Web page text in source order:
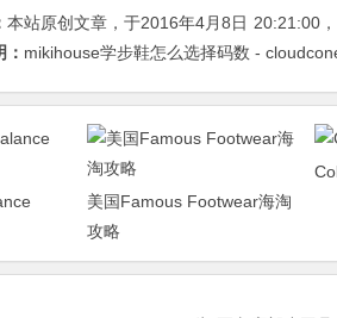
本站原创文章，于2016年4月8日 20:21:00
mikihouse学步鞋怎么选择码数 -
美国Famous Footwear海淘
攻略